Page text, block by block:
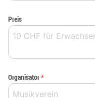
Preis
Organisator*